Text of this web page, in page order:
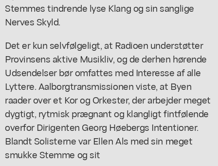
Stemmes tindrende lyse Klang og sin sanglige
Nerves Skyld.
Det er kun selvfølgeligt, at Radioen understøtter
Provinsens aktive Musikliv, og de derhen hørende
Udsendelser bør omfattes med Interesse af alle
Lyttere. Aalborgtransmissionen viste, at Byen
raader over et Kor og Orkester, der arbejder meget
dygtigt, rytmisk prægnant og klangligt fintfølende
overfor Dirigenten Georg Høebergs Intentioner.
Blandt Solisterne var Ellen Als med sin meget
smukke Stemme og sit